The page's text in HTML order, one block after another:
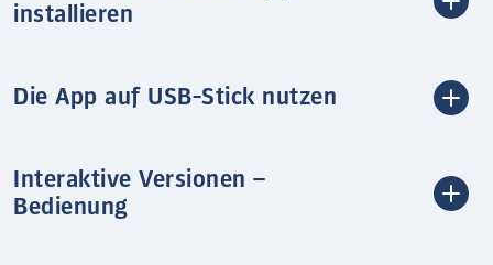
installieren
Die App auf USB-Stick nutzen
Interaktive Versionen –
Bedienung